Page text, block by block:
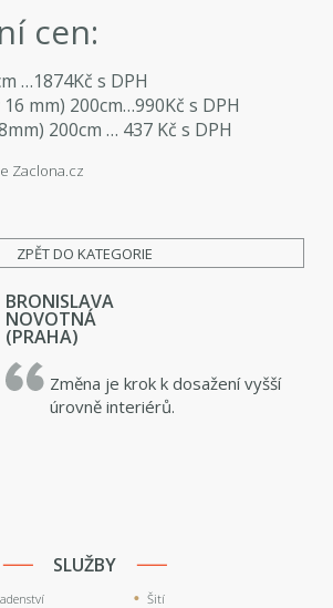
cen:
…1874Kč s DPH
mm) 200cm…990Kč s DPH
200cm … 437 Kč s DPH
Zaclona.cz
ZPĚT DO KATEGORIE
BRONISLAVA
NOVOTNÁ
(PRAHA)
Změna je krok k dosažení vyšší
úrovně interiérů.
SLUŽBY
Šití